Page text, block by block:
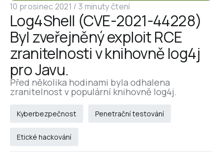
10 prosinec 2021 / 3 minuty čtení
Log4Shell (CVE-2021-44228)
Byl zveřejněný exploit RCE
zranitelnosti v knihovně log4j
pro Javu.
Před několika hodinami byla odhalena
zranitelnost v populární knihovně log4j.
Kyberbezpečnost Penetrační testování
Etické hackování